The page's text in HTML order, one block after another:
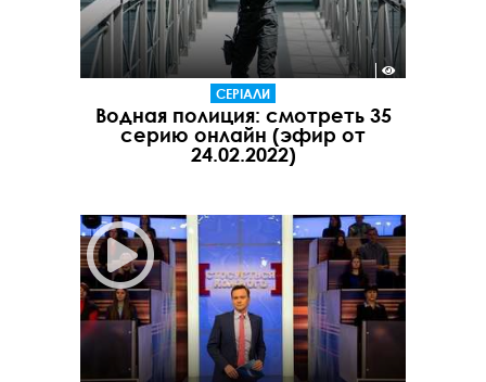
СЕРІАЛИ
Водная полиция: смотреть 35
серию онлайн (эфир от
24.02.2022)